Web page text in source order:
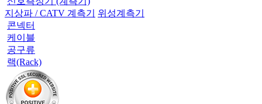
지상파 / CATV 계측기
위성계측기
콘넥터
케이블
공구류
랙(Rack)